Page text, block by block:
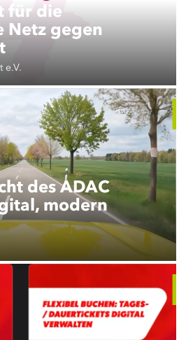
für die
Netz gegen
e.V.
des ADAC
modern